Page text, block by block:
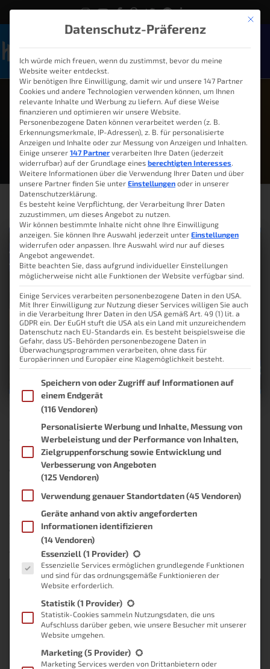
Mai 25, 2025
Home Assistant Dashboard erklärt:
Views, Cards, Badges &
Anzeigegeräte
Hast du dich jemals gefragt, was man mit einem Home Assistant
Dashboard alles visualisieren kann? Oder steht du vielleicht noch
ganz am Anfang von Home Assistant und möchtest herausfinden,
wie flexibel das System ist? Hier bist du in jedem Fall richtig. In
diesem Artikel möchte ich mir gemeinsam mit dir
Lukas, vor1 Jahr
Mit
Datenschutz-Präferenz
Ich würde mich freuen, wenn du zustimmst, bevor du meine
Website weiter entdeckst.
Wir benötigen Ihre Einwilligung, damit wir und unsere 147 Partner
Cookies und andere Technologien verwenden können, um Ihnen
relevante Inhalte und Werbung zu liefern. Auf diese Weise
finanzieren und optimieren wir unsere Website.
Personenbezogene Daten können verarbeitet werden (z. B.
Erkennungsmerkmale, IP-Adressen), z. B. für personalisierte
Anzeigen und Inhalte oder zur Messung von Anzeigen und Inhalten.
Einige unserer 147 Partner verarbeiten Ihre Daten (jederzeit
widerrufbar) auf der Grundlage eines berechtigten Interesses.
Weitere Informationen über die Verwendung Ihrer Daten und über
unsere Partner finden Sie unter Einstellungen oder in unserer
Datenschutzerklärung.
Es besteht keine Verpflichtung, der Verarbeitung Ihrer Daten
zuzustimmen, um dieses Angebot zu nutzen.
Wir können bestimmte Inhalte nicht ohne Ihre Einwilligung
anzeigen. Sie können Ihre Auswahl jederzeit unter Einstellungen
widerrufen oder anpassen. Ihre Auswahl wird nur auf dieses
Angebot angewendet.
Bitte beachten Sie, dass aufgrund individueller Einstellungen
möglicherweise nicht alle Funktionen der Website verfügbar sind.
Einige Services verarbeiten personenbezogene Daten in den USA.
Mit Ihrer Einwilligung zur Nutzung dieser Services willigen Sie auch
in die Verarbeitung Ihrer Daten in den USA gemäß Art. 49 (1) lit. a
GDPR ein. Der EuGH stuft die USA als ein Land mit unzureichendem
Datenschutz nach EU-Standards ein. Es besteht beispielsweise die
Gefahr, dass US-Behörden personenbezogene Daten in
Überwachungsprogrammen verarbeiten, ohne dass für
Europäerinnen und Europäer eine Klagemöglichkeit besteht.
Im Folgenden finden Sie eine Liste der Zwecke des IAB
Speichern von oder Zugriff auf Informationen auf
einem Endgerät
(116 Vendoren)
Personalisierte Werbung und Inhalte, Messung von
Werbeleistung und der Performance von Inhalten,
Zielgruppenforschung sowie Entwicklung und
Verbesserung von Angeboten
(125 Vendoren)
Verwendung genauer Standortdaten(45 Vendoren)
Geräte anhand von aktiv angeforderten
Informationen identifizieren
(14 Vendoren)
Es folgt eine Liste der Service-Gruppen, für die eine
Essenziell(1 Provider)
Essenzielle Services ermöglichen grundlegende Funktionen
und sind für das ordnungsgemäße Funktionieren der
Website erforderlich.
Statistik(1 Provider)
Statistik-Cookies sammeln Nutzungsdaten, die uns
Aufschluss darüber geben, wie unsere Besucher mit unserer
Website umgehen.
Marketing(5 Provider)
Marketing Services werden von Drittanbietern oder